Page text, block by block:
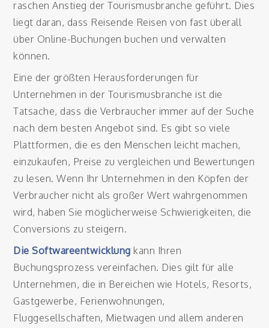
raschen Anstieg der Tourismusbranche geführt. Dies
liegt daran, dass Reisende Reisen von fast überall
über Online-Buchungen buchen und verwalten
können.
Eine der größten Herausforderungen für
Unternehmen in der Tourismusbranche ist die
Tatsache, dass die Verbraucher immer auf der Suche
nach dem besten Angebot sind. Es gibt so viele
Plattformen, die es den Menschen leicht machen,
einzukaufen, Preise zu vergleichen und Bewertungen
zu lesen. Wenn Ihr Unternehmen in den Köpfen der
Verbraucher nicht als großer Wert wahrgenommen
wird, haben Sie möglicherweise Schwierigkeiten, die
Conversions zu steigern.
Die Softwareentwicklung kann Ihren
Buchungsprozess vereinfachen. Dies gilt für alle
Unternehmen, die in Bereichen wie Hotels, Resorts,
Gastgewerbe, Ferienwohnungen,
Fluggesellschaften, Mietwagen und allem anderen